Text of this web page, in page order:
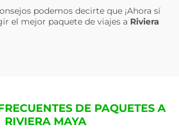
podemos decirte que ¡Ahora sí
el mejor paquete de viajes a Riviera
DE PAQUETES A
RIVIERA MAYA